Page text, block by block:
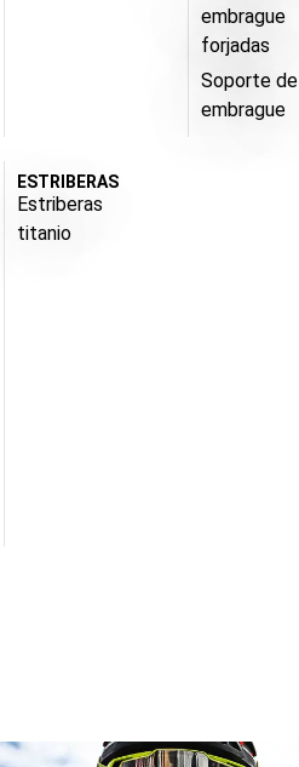
embrague
forjadas
Soporte de
embrague
ESTRIBERAS
Estriberas
titanio